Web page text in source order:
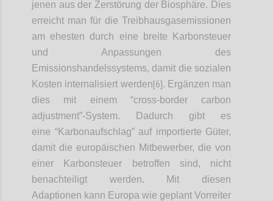
jenen aus der Zerstörung der Biosphäre. Dies
erreicht man für die Treibhausgasemissionen
am ehesten durch eine breite Karbonsteuer
und Anpassungen des
Emissionshandelssystems, damit die sozialen
Kosten internalisiert werden[6]. Ergänzen man
dies mit einem “cross-border carbon
adjustment”-System. Dadurch gibt es
eine “Karbonaufschlag” auf importierte Güter,
damit die europäischen Mitbewerber, die von
einer Karbonsteuer betroffen sind, nicht
benachteiligt werden. Mit diesen
Adaptionen kann Europa wie geplant Vorreiter